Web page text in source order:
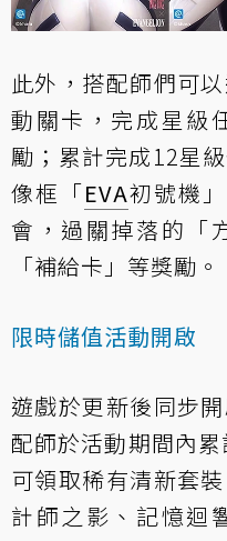
此外，搭配師們可
動關卡，完成星級
勵；累計完成12星
像框「EVA初號機
會，過關掉落的「
「補給卡」等獎勵。
限時儲值活動開啟
遊戲於更新後同步
配師於活動期間內
可領取稀有清新套
計師之影、記憶迴